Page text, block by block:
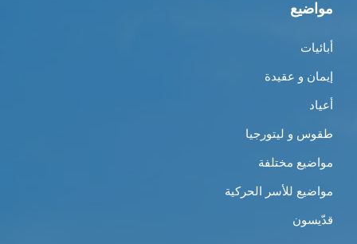
مواضيع
أبائيات
إيمان و عقيدة
أعياد
طقوس و ليتورجيا
مواضيع مختلفة
مواضيع للأسر الحركية
قدّيسون